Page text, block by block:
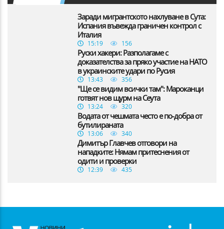
Заради мигрантското нахлуване в Сута:
Испания въвежда граничен контрол с
Италия
15:19 156
Руски хакери: Разполагаме с
доказателства за пряко участие на НАТО
в украинските удари по Русия
13:43 356
"Ще се видим всички там": Мароканци
готвят нов щурм на Сеута
13:24 320
Водата от чешмата често е по-добра от
бутилираната
13:06 340
Димитър Главчев отговори на
нападките: Нямам притеснения от
одити и проверки
12:39 435